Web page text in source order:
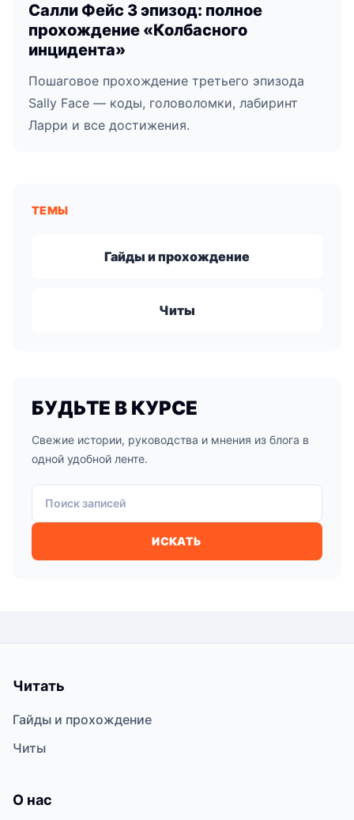
Салли Фейс 3 эпизод: полное
прохождение «Колбасного
инцидента»
Пошаговое прохождение третьего эпизода
Sally Face — коды, головоломки, лабиринт
Ларри и все достижения.
ТЕМЫ
Гайды и прохождение
Читы
БУДЬТЕ В КУРСЕ
Свежие истории, руководства и мнения из блога в
одной удобной ленте.
Поиск записей
ИСКАТЬ
Читать
Гайды и прохождение
Читы
О нас